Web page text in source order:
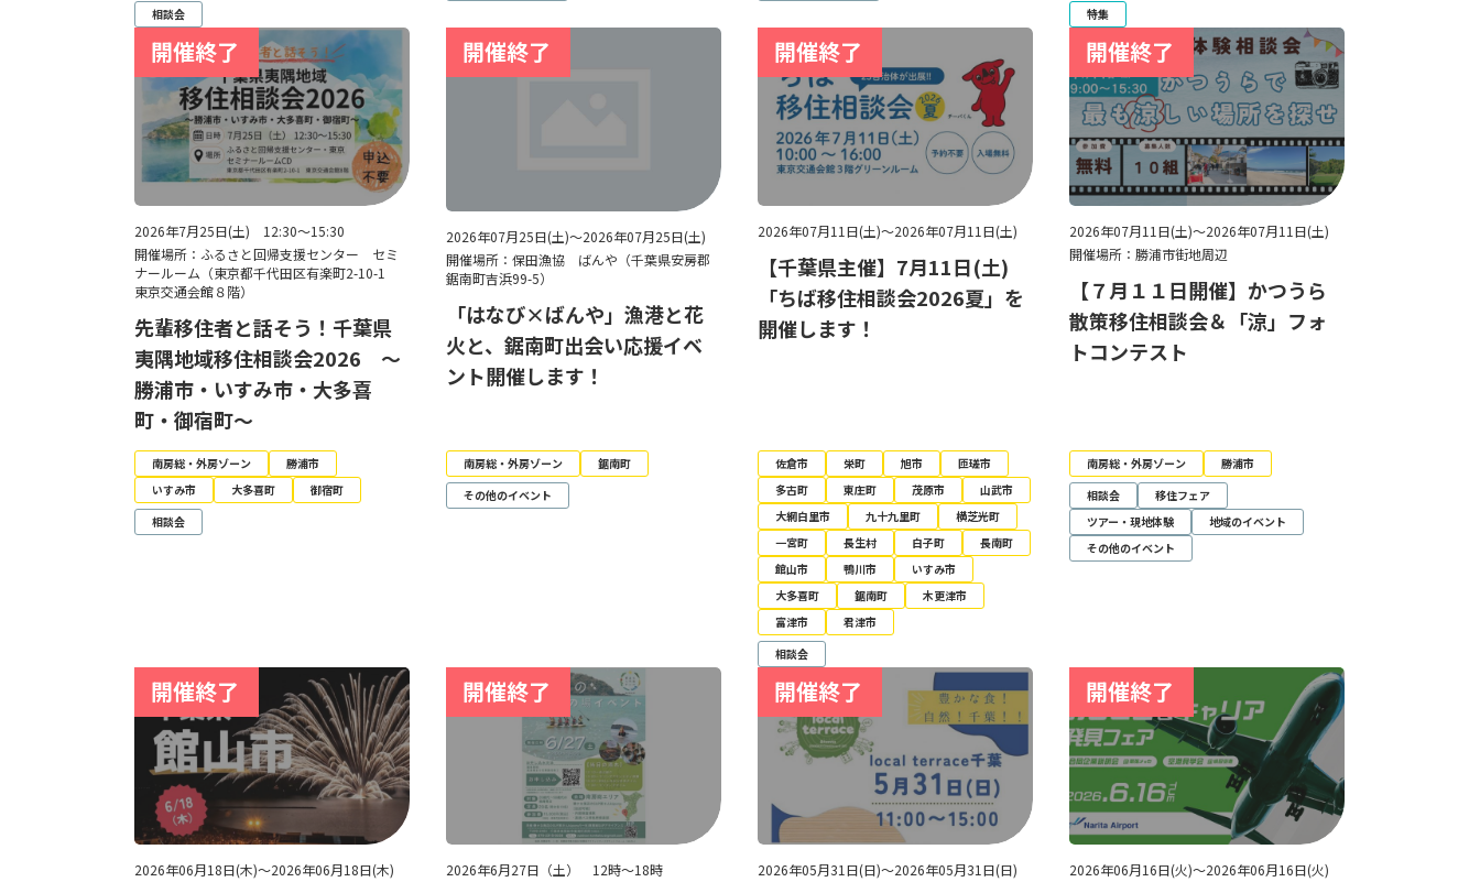
相談会
特集
2026年7月25日(土) 12:30～15:30
開催場所：ふるさと回帰支援センター セミ
ナールーム（東京都千代田区有楽町2-10-1
東京交通会館８階）
先輩移住者と話そう！千葉県
夷隅地域移住相談会2026 ～
勝浦市・いすみ市・大多喜
町・御宿町～
南房総・外房ゾーン
勝浦市
いすみ市
大多喜町
御宿町
相談会
2026年07月25日(土)～2026年07月25日(土)
開催場所：保田漁協 ばんや（千葉県安房郡
鋸南町吉浜99-5）
「はなび×ばんや」漁港と花
火と、鋸南町出会い応援イベ
ント開催します！
南房総・外房ゾーン
鋸南町
その他のイベント
2026年07月11日(土)～2026年07月11日(土)
【千葉県主催】7月11日(土)
「ちば移住相談会2026夏」を
開催します！
佐倉市 栄町 旭市
匝瑳市
多古町
東庄町 茂原市
山武市
大網白里市
九十九里町
横芝光町
一宮町
長生村 白子町
長南町
館山市
鴨川市
いすみ市
大多喜町
鋸南町
木更津市
富津市
君津市
相談会
2026年07月11日(土)～2026年07月11日(土)
開催場所：勝浦市街地周辺
【７月１１日開催】かつうら
散策移住相談会＆「涼」フォ
トコンテスト
南房総・外房ゾーン
勝浦市
相談会
移住フェア
ツアー・現地体験
地域のイベント
その他のイベント
2026年06月18日(木)～2026年06月18日(木)
2026年6月27日（土） 12時～18時
2026年05月31日(日)～2026年05月31日(日)
2026年06月16日(火)～2026年06月16日(火)